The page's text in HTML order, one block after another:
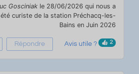
Gosciniak le 28/06/2026 qui nous a
curiste de la station Préchacq-les-
Bains en Juin 2026
Répondre Avis utile ? 2